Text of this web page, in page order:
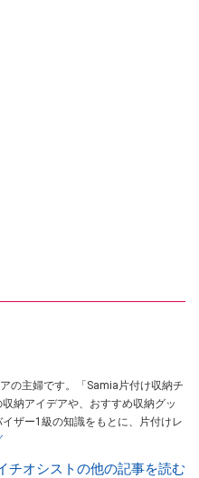
の主婦です。「Samia片付け収納チ
納アイデアや、おすすめ収納グッ
ザー1級の知識をもとに、片付けレ
チオシストの他の記事を読む